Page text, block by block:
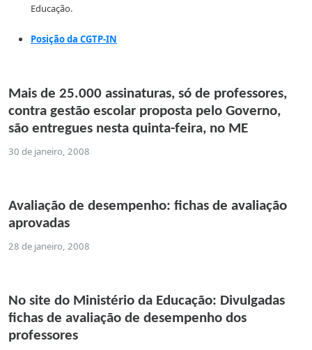
Educação.
Posição da CGTP-IN
Mais de 25.000 assinaturas, só de professores,
contra gestão escolar proposta pelo Governo,
são entregues nesta quinta-feira, no ME
30 de janeiro, 2008
Avaliação de desempenho: fichas de avaliação
aprovadas
28 de janeiro, 2008
No site do Ministério da Educação: Divulgadas
fichas de avaliação de desempenho dos
professores